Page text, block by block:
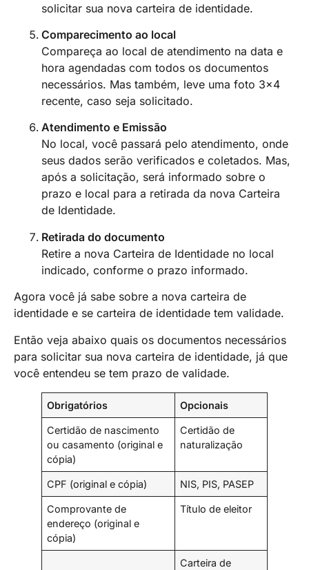
solicitar sua nova carteira de identidade.
Comparecimento ao local
Compareça ao local de atendimento na data e
hora agendadas com todos os documentos
necessários. Mas também, leve uma foto 3×4
recente, caso seja solicitado.
Atendimento e Emissão
No local, você passará pelo atendimento, onde
seus dados serão verificados e coletados. Mas,
após a solicitação, será informado sobre o
prazo e local para a retirada da nova Carteira
de Identidade.
Retirada do documento
Retire a nova Carteira de Identidade no local
indicado, conforme o prazo informado.
Agora você já sabe sobre a nova carteira de
identidade e se carteira de identidade tem validade.
Então veja abaixo quais os documentos necessários
para solicitar sua nova carteira de identidade, já que
você entendeu se tem prazo de validade.
Obrigatórios Opcionais
Certidão de nascimento
ou casamento (original e
cópia)
Certidão de
naturalização
CPF (original e cópia) NIS, PIS, PASEP
Comprovante de
endereço (original e
cópia)
Título de eleitor
Carteira de